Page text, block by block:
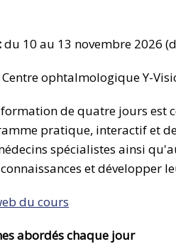
du 10 au 13 novembre 2026
Centre ophtalmologique Y-
formation de quatre jours est
pratique, interactif et
spécialistes ainsi
et développer
du cours
abordés chaque jour